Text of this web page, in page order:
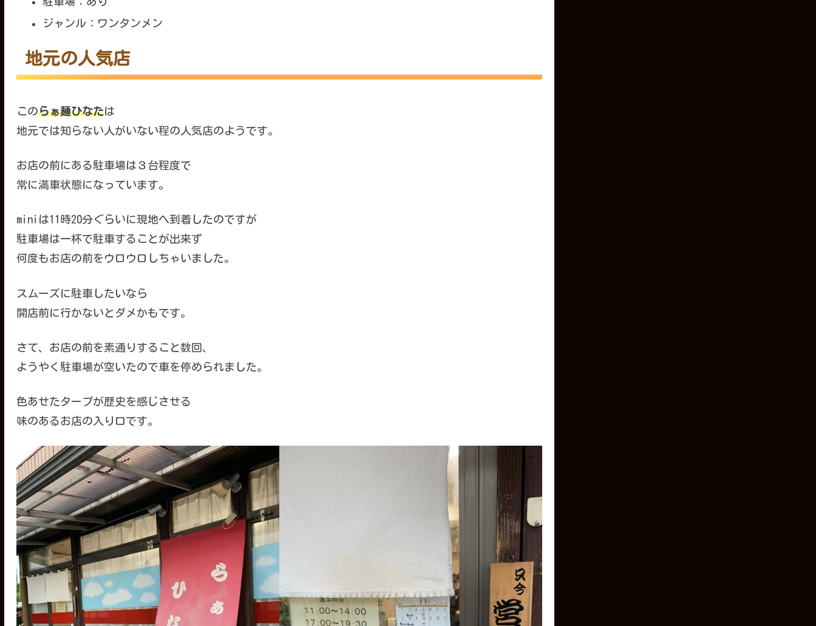
ジャンル：ワンタンメン
地元の人気店
このらぁ麺ひなたは
地元では知らない人がいない程の人気店のようです。
お店の前にある駐車場は３台程度で
常に満車状態になっています。
miniは11時20分ぐらいに現地へ到着したのですが
駐車場は一杯で駐車することが出来ず
何度もお店の前をウロウロしちゃいました。
スムーズに駐車したいなら
開店前に行かないとダメかもです。
さて、お店の前を素通りすること数回、
ようやく駐車場が空いたので車を停められました。
色あせたタープが歴史を感じさせる
味のあるお店の入り口です。